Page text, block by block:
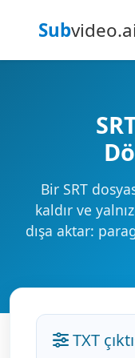
Subvideo.ai
Bir SRT
kaldır ve
dışa aktar:
TXT